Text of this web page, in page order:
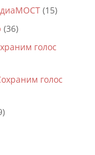
(15)
(36)
голос
голос